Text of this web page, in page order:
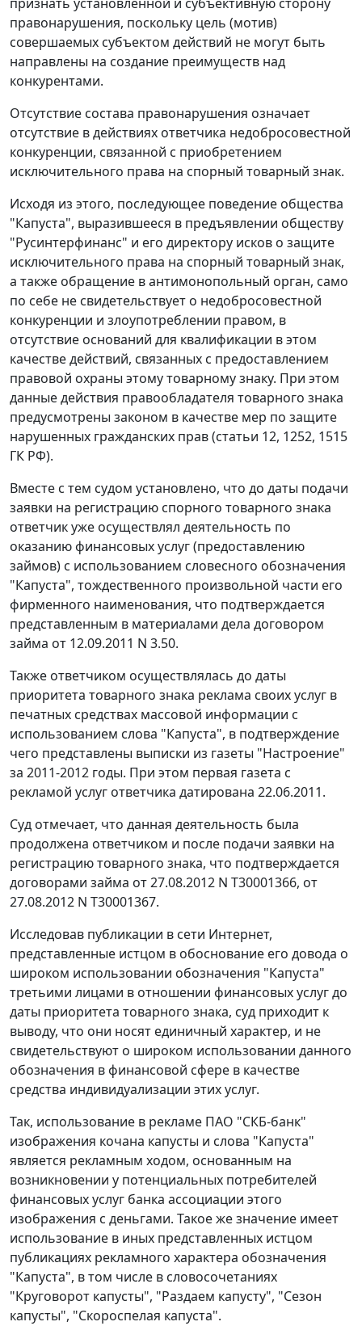
правонарушения, поскольку цель (мотив)
совершаемых субъектом действий не могут быть
направлены на создание преимуществ над
конкурентами.
Отсутствие состава правонарушения означает
отсутствие в действиях ответчика недобросовестной
конкуренции, связанной с приобретением
исключительного права на спорный товарный знак.
Исходя из этого, последующее поведение общества
"Капуста", выразившееся в предъявлении обществу
"Русинтерфинанс" и его директору исков о защите
исключительного права на спорный товарный знак,
а также обращение в антимонопольный орган, само
по себе не свидетельствует о недобросовестной
конкуренции и злоупотреблении правом, в
отсутствие оснований для квалификации в этом
качестве действий, связанных с предоставлением
правовой охраны этому товарному знаку. При этом
данные действия правообладателя товарного знака
предусмотрены законом в качестве мер по защите
нарушенных гражданских прав (статьи 12, 1252, 1515
ГК РФ).
Вместе с тем судом установлено, что до даты подачи
заявки на регистрацию спорного товарного знака
ответчик уже осуществлял деятельность по
оказанию финансовых услуг (предоставлению
займов) с использованием словесного обозначения
"Капуста", тождественного произвольной части его
фирменного наименования, что подтверждается
представленным в материалами дела договором
займа от 12.09.2011 N 3.50.
Также ответчиком осуществлялась до даты
приоритета товарного знака реклама своих услуг в
печатных средствах массовой информации с
использованием слова "Капуста", в подтверждение
чего представлены выписки из газеты "Настроение"
за 2011-2012 годы. При этом первая газета с
рекламой услуг ответчика датирована 22.06.2011.
Суд отмечает, что данная деятельность была
продолжена ответчиком и после подачи заявки на
регистрацию товарного знака, что подтверждается
договорами займа от 27.08.2012 N Т30001366, от
27.08.2012 N Т30001367.
Исследовав публикации в сети Интернет,
представленные истцом в обоснование его довода о
широком использовании обозначения "Капуста"
третьими лицами в отношении финансовых услуг до
даты приоритета товарного знака, суд приходит к
выводу, что они носят единичный характер, и не
свидетельствуют о широком использовании данного
обозначения в финансовой сфере в качестве
средства индивидуализации этих услуг.
Так, использование в рекламе ПАО "СКБ-банк"
изображения кочана капусты и слова "Капуста"
является рекламным ходом, основанным на
возникновении у потенциальных потребителей
финансовых услуг банка ассоциации этого
изображения с деньгами. Такое же значение имеет
использование в иных представленных истцом
публикациях рекламного характера обозначения
"Капуста", в том числе в словосочетаниях
"Круговорот капусты", "Раздаем капусту", "Сезон
капусты", "Скороспелая капуста".